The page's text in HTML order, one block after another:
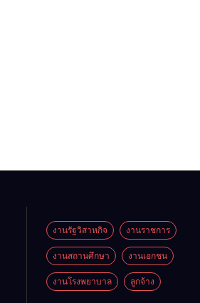
งานรัฐวิสาหกิจ งานราชการ
งานสถานศึกษา งานเอกชน
งานโรงพยาบาล ลูกจ้าง